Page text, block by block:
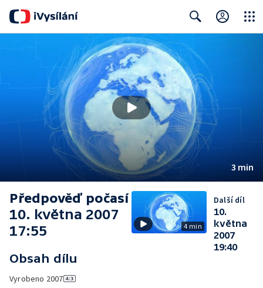
3 min
Předpověď počasí
10. května 2007
17:55
Obsah dílu
Vyrobeno 2007
4 min
Další díl
10.
května
2007
19:40